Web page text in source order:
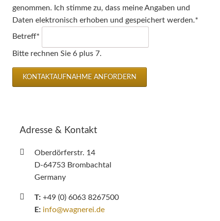
genommen. Ich stimme zu, dass meine Angaben und
Daten elektronisch erhoben und gespeichert werden.*
Pflichtfeld
Betreff*
Bitte rechnen Sie 6 plus 7.
KONTAKTAUFNAHME ANFORDERN
Adresse & Kontakt
Oberdörferstr. 14
D-64753 Brombachtal
Germany
T:+49 (0) 6063 8267500
E: info@wagnerei.de